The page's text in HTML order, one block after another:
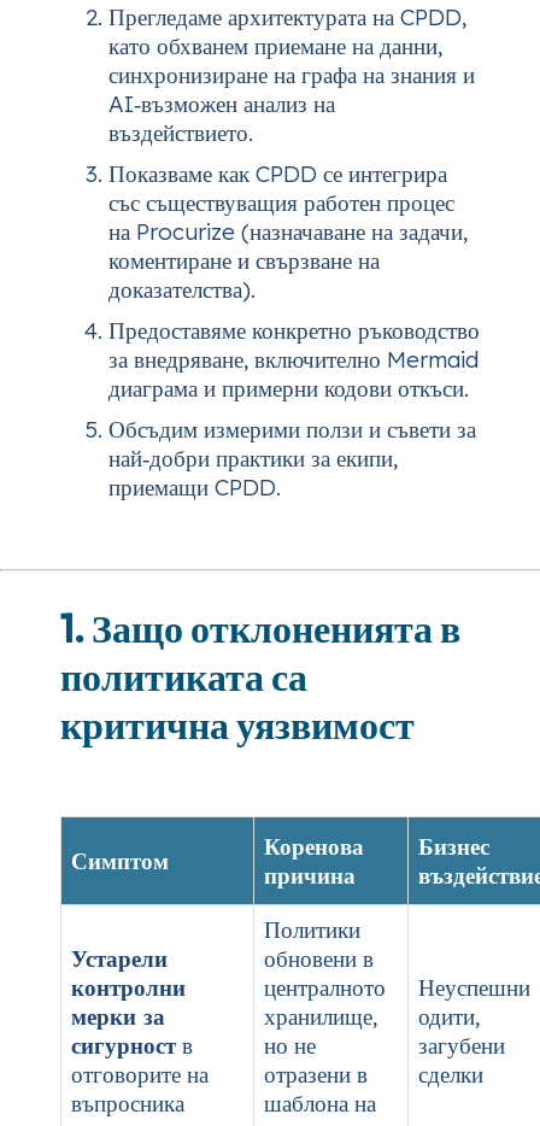
Прегледаме архитектурата на CPDD,
като обхванем приемане на данни,
синхронизиране на графа на знания и
AI‑възможен анализ на
въздействието.
Показваме как CPDD се интегрира
със съществуващия работен процес
на Procurize (назначаване на задачи,
коментиране и свързване на
доказателства).
Предоставяме конкретно ръководство
за внедряване, включително Mermaid
диаграма и примерни кодови откъси.
Обсъдим измерими ползи и съвети за
най‑добри практики за екипи,
приемащи CPDD.
1. Защо отклоненията в
политиката са
критична уязвимост
Симптом
Коренова
причина
Бизнес
Устарели
контролни
мерки за
сигурност в
отговорите на
въпросника
Политики
обновени в
централното
хранилище,
но не
отразени в
шаблона на
Неуспешни
одити,
загубени
сделки